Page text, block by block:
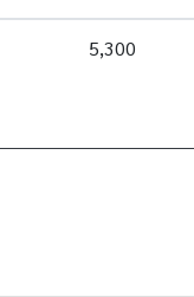
5,300